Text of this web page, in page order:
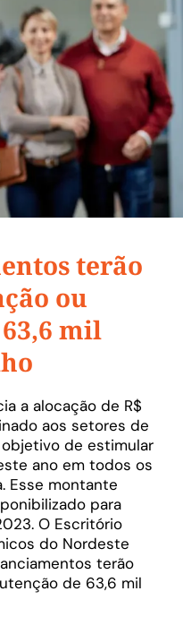
terão
ou
mil
a alocação de R$
aos setores de
de estimular
ano em todos os
Esse montante
para
O Escritório
do Nordeste
terão
de 63,6 mil